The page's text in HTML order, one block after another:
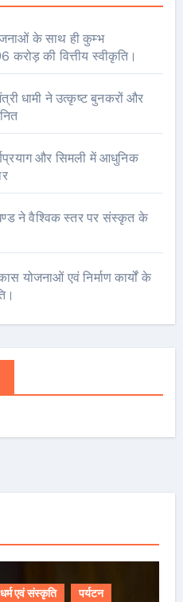
के साथ ही कुम्भ
की वित्तीय स्वीकृति।
धामी ने उत्कृष्ट बुनकरों और
और सिमली में आधुनिक
ने वैश्विक स्तर पर संस्कृत के
योजनाओं एवं निर्माण कार्यों के
धर्म एवं संस्कृति
पर्यटन